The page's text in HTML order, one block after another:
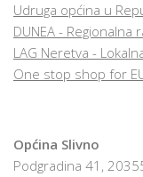
Udruga općina u
DUNEA - Regionalna
LAG Neretva -
One stop shop for
Općina Slivno
Podgradina 41,